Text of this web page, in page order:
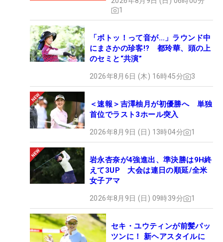
1
「ボトッ！って音が…」ラウンド中
にまさかの珍客!? 都玲華、頭の上
のセミと“共演”
2026年8月6日 (木) 16時45分 3
＜速報＞吉澤柚月が初優勝へ 単独
首位でラスト3ホール突入
2026年8月9日 (日) 13時04分 1
岩永杏奈が4強進出、準決勝は9H終
えて3UP 大会は連日の順延/全米
女子アマ
2026年8月9日 (日) 09時39分 1
セキ・ユウティンが前髪パッ
ツンに！ 新ヘアスタイルに